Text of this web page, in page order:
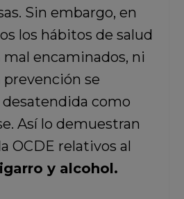
Sin embargo, en
los hábitos de salud
encaminados, ni
prevención se
como
Así lo demuestran
OCDE relativos al
y alcohol.